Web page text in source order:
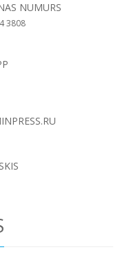
NUMURS
3808